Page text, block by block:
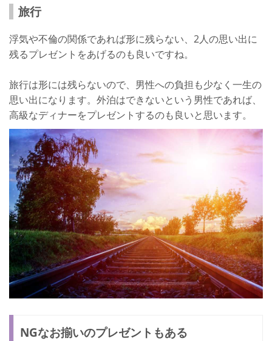
旅行
浮気や不倫の関係であれば形に残らない、2人の思い出に
残るプレゼントをあげるのも良いですね。
旅行は形には残らないので、男性への負担も少なく一生の
思い出になります。外泊はできないという男性であれば、
高級なディナーをプレゼントするのも良いと思います。
NGなお揃いのプレゼントもある